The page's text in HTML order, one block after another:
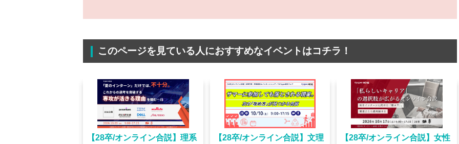
このページを見ている人におすすめなイベントはコチラ！
【28卒/オンライン合説】理系
【28卒/オンライン合説】文理
【28卒/オンライン合説】女性